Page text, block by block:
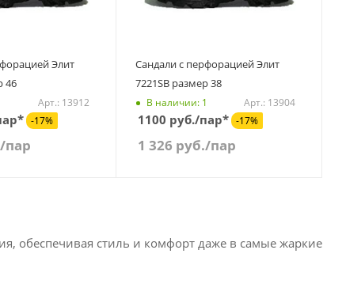
Элит
46
Арт.: 13912
-17%
/пар
Сандали с перфорацией Элит
7221SB размер 38
В наличии: 1 Арт.: 13904
1100 руб./пар* -17%
1 326 руб./пар
обеспечивая стиль и комфорт даже в самые жаркие